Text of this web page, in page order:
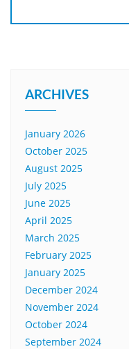
ARCHIVES
January 2026
October 2025
August 2025
July 2025
June 2025
April 2025
March 2025
February 2025
January 2025
December 2024
November 2024
October 2024
September 2024